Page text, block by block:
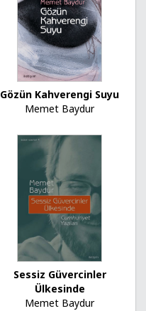
Gözün Kahverengi Suyu
Memet Baydur
Sessiz Güvercinler
Ülkesinde
Memet Baydur